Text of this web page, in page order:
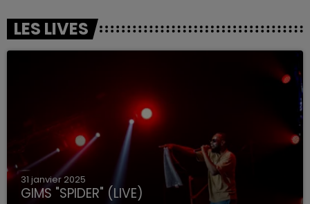
LES LIVES
31 janvier 2025
GIMS "SPIDER" (LIVE)